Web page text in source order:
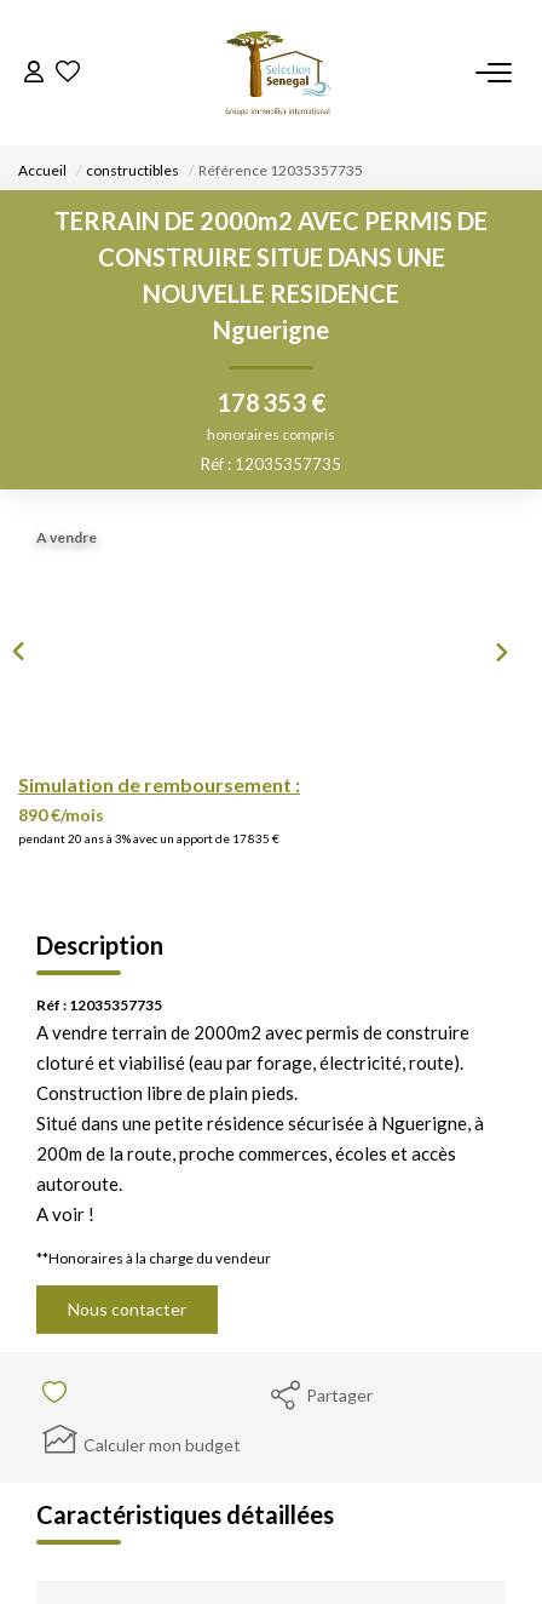
ACCUEIL
NOS BIENS
VENDRE UN BIEN
DÉPOSEZ VOTRE RECHERCHE
NOUS REJOINDRE
CONTACT
Accueil constructibles Référence 12035357735
TERRAIN DE 2000m2 AVEC PERMIS DE
CONSTRUIRE SITUE DANS UNE
NOUVELLE RESIDENCE
Nguerigne
178 353 €
honoraires compris
Réf : 12035357735
A vendre
Simulation de remboursement :
890 €/mois
pendant 20 ans à 3% avec un apport de 17 835 €
Description
Réf : 12035357735
A vendre terrain de 2000m2 avec permis de construire
cloturé et viabilisé (eau par forage, électricité, route).
Construction libre de plain pieds.
Situé dans une petite résidence sécurisée à Nguerigne, à
200m de la route, proche commerces, écoles et accès
autoroute.
A voir !
**Honoraires à la charge du vendeur
Nous contacter
Partager
Calculer mon budget
Caractéristiques détaillées